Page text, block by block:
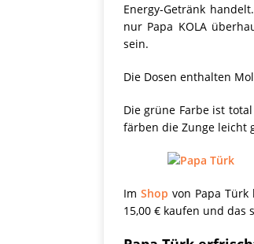
Energy-Getränk
nur Papa KOLA
sein.
Die Dosen enthalten
Die grüne Farbe ist
färben die Zunge leicht
Im Shop von Papa
15,00 € kaufen und das